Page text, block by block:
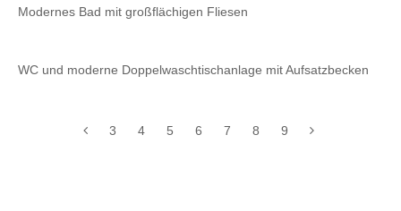
Modernes Bad mit großflächigen Fliesen
WC und moderne Doppelwaschtischanlage mit Aufsatzbecken
3 4 5 6 7 8 9